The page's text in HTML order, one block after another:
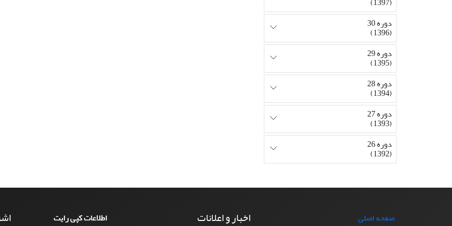
دوره 30
(1396)
دوره 29
(1395)
دوره 28
(1394)
دوره 27
(1393)
دوره 26
(1392)
صفحه اصلی
اخبار و اعلانات اطلاعات کپی رایت